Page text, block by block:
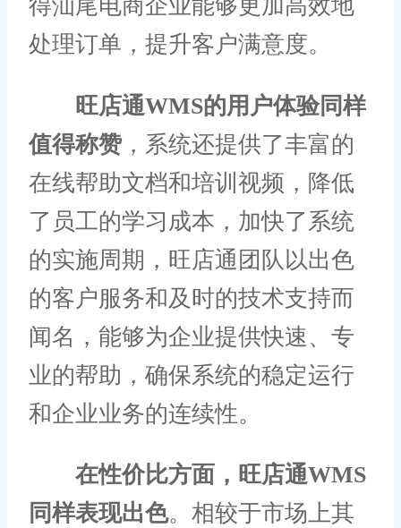
得汕尾电商企业能够更加高效地
处理订单，提升客户满意度。
旺店通WMS的用户体验同样
值得称赞，系统还提供了丰富的
在线帮助文档和培训视频，降低
了员工的学习成本，加快了系统
的实施周期，旺店通团队以出色
的客户服务和及时的技术支持而
闻名，能够为企业提供快速、专
业的帮助，确保系统的稳定运行
和企业业务的连续性。
在性价比方面，旺店通WMS
同样表现出色。相较于市场上其